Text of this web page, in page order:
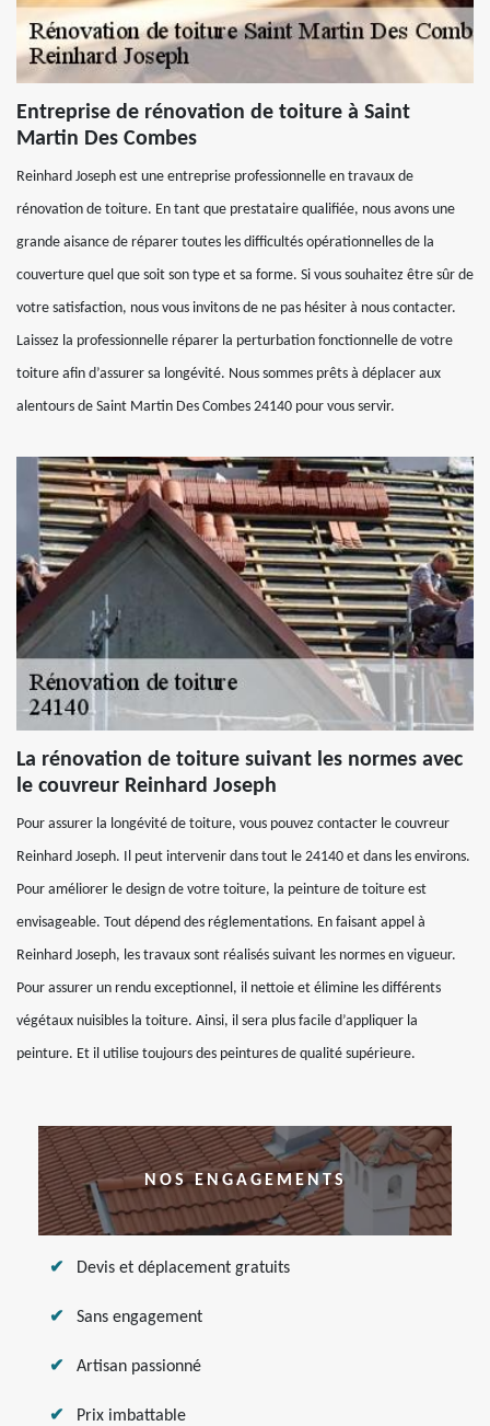
Entreprise de rénovation de toiture à Saint
Martin Des Combes
Reinhard Joseph est une entreprise professionnelle en travaux de
rénovation de toiture. En tant que prestataire qualifiée, nous avons une
grande aisance de réparer toutes les difficultés opérationnelles de la
couverture quel que soit son type et sa forme. Si vous souhaitez être sûr de
votre satisfaction, nous vous invitons de ne pas hésiter à nous contacter.
Laissez la professionnelle réparer la perturbation fonctionnelle de votre
toiture afin d’assurer sa longévité. Nous sommes prêts à déplacer aux
alentours de Saint Martin Des Combes 24140 pour vous servir.
La rénovation de toiture suivant les normes avec
le couvreur Reinhard Joseph
Pour assurer la longévité de toiture, vous pouvez contacter le couvreur
Reinhard Joseph. Il peut intervenir dans tout le 24140 et dans les environs.
Pour améliorer le design de votre toiture, la peinture de toiture est
envisageable. Tout dépend des réglementations. En faisant appel à
Reinhard Joseph, les travaux sont réalisés suivant les normes en vigueur.
Pour assurer un rendu exceptionnel, il nettoie et élimine les différents
végétaux nuisibles la toiture. Ainsi, il sera plus facile d’appliquer la
peinture. Et il utilise toujours des peintures de qualité supérieure.
NOS ENGAGEMENTS
Devis et déplacement gratuits
Sans engagement
Artisan passionné
Prix imbattable